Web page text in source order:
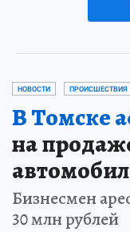
НОВОСТИ ПРОИСШЕСТВИЯ
В Томске
на
Бизнесмен
30 млн рублей